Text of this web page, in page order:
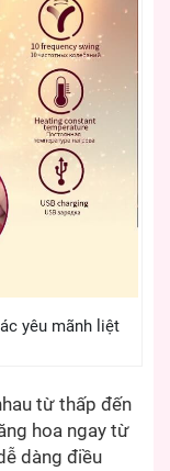
yêu mãnh liệt
từ thấp đến
hoa ngay từ
dàng điều